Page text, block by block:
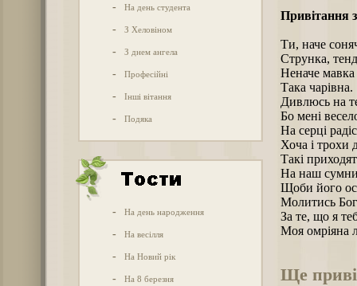
- На день студента
- З Хеловіном
- З днем ангела
- Професійні
- Інші вітання
- Подяка
- На день народження
- На весілля
- На Новий рік
- На 8 березня
Привітання
Ти, наче
Струнка,
Неначе мавка
Така чарівна.
Дивлюсь на
Бо мені
На серці
Хоча і трохи
Такі
На наш
Щоби його
Молитись
За те, що я
Моя омріяна
Ще